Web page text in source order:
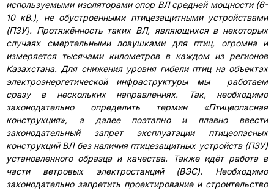
используемыми изоляторами опор ВЛ средней мощности (6-
10 кВ.), не обустроенными птицезащитными устройствами
(ПЗУ). Протяжённость таких ВЛ, являющихся в некоторых
случаях смертельными ловушками для птиц, огромна и
измеряется тысячами километров в каждом из регионов
Казахстана. Для снижения уровня гибели птиц на объектах
электроэнергетической инфраструктуры мы работаем
сразу в нескольких направлениях. Так, необходимо
законодательно определить термин «Птицеопасная
конструкция», а далее поэтапно и плавно ввести
законодательный запрет эксплуатации птицеопасных
конструкций ВЛ без наличия птицезащитных устройств (ПЗУ)
установленного образца и качества.
Также идёт работа в
части
ветровых электростанций (ВЭС). Необходимо
законодательно запретить проектирование и строительство